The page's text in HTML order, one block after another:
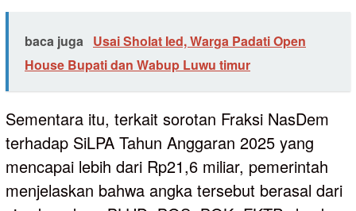
baca juga Usai Sholat Ied, Warga Padati Open
House Bupati dan Wabup Luwu timur
Sementara itu, terkait sorotan Fraksi NasDem
terhadap SiLPA Tahun Anggaran 2025 yang
mencapai lebih dari Rp21,6 miliar, pemerintah
menjelaskan bahwa angka tersebut berasal dari